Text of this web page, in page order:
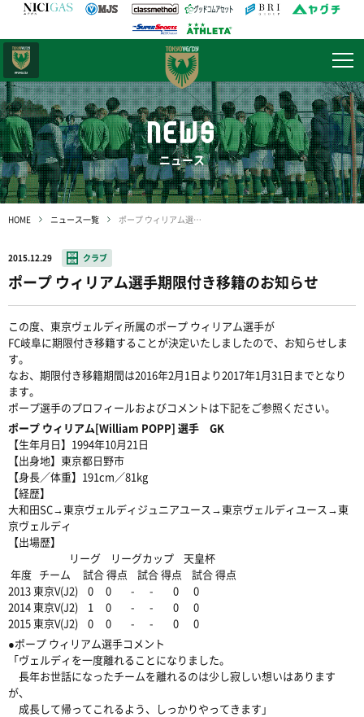
NEWS
ニュース
HOME ニュース一覧 ポープ ウィリアム選手期限付き移籍のお知らせ
2015.12.29 クラブ
ポープ ウィリアム選手期限付き移籍のお知らせ
この度、東京ヴェルディ所属のポープ ウィリアム選手が
FC岐阜に期限付き移籍することが決定いたしましたので、お知らせしま
す。
なお、期限付き移籍期間は2016年2月1日より2017年1月31日までとなり
ます。
ポープ選手のプロフィールおよびコメントは下記をご参照ください。
ポープ ウィリアム[William POPP] 選手 GK
【生年月日】1994年10月21日
【出身地】東京都日野市
【身長／体重】191cm／81kg
【経歴】
大和田SC→東京ヴェルディジュニアユース→東京ヴェルディユース→東
京ヴェルディ
【出場歴】
リーグ リーグカップ 天皇杯
年度 チーム 試合 得点 試合 得点 試合 得点
2013 東京V(J2) 0 0 - - 0 0
2014 東京V(J2) 1 0 - - 0 0
2015 東京V(J2) 0 0 - - 0 0
●ポープ ウィリアム選手コメント
「ヴェルディを一度離れることになりました。
長年お世話になったチームを離れるのは少し寂しい想いはあります
が、
成長して帰ってこれるよう、しっかりやってきます」